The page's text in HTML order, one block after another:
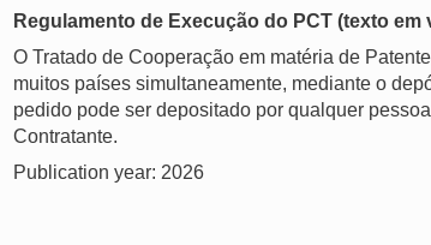
Regulamento de Execução do PCT (texto
O Tratado de Cooperação em matéria de
muitos países simultaneamente, mediante o
pedido pode ser depositado por qualquer
Contratante.
Publication year: 2026